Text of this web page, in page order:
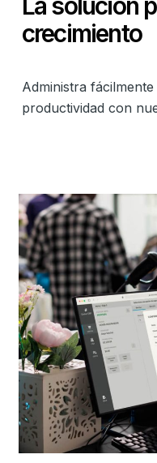
crecimiento
Administra
productividad con